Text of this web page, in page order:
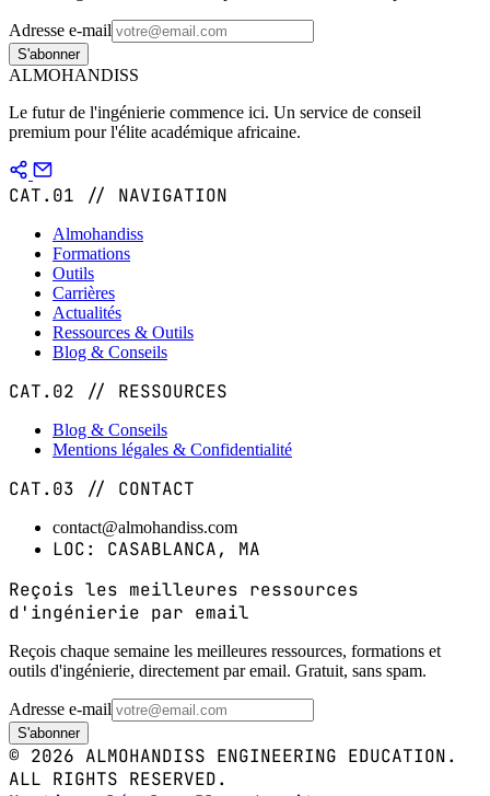
Adresse e-mail
S'abonner
ALMOHANDISS
Le futur de l'ingénierie commence ici. Un service de conseil
premium pour l'élite académique africaine.
CAT.01 // NAVIGATION
Almohandiss
Formations
Outils
Carrières
Actualités
Ressources & Outils
Blog & Conseils
CAT.02 // RESSOURCES
Blog & Conseils
Mentions légales & Confidentialité
CAT.03 // CONTACT
contact@almohandiss.com
LOC: CASABLANCA, MA
Reçois les meilleures ressources
d'ingénierie par email
Reçois chaque semaine les meilleures ressources, formations et
outils d'ingénierie, directement par email. Gratuit, sans spam.
Adresse e-mail
S'abonner
© 2026 ALMOHANDISS ENGINEERING EDUCATION.
ALL RIGHTS RESERVED.